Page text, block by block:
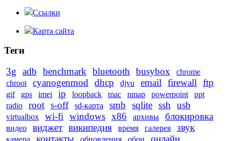
Ссылки
Карта сайта
Теги
3g
adb benchmark bluetooth busybox
chrome
chroot
cyanogenmod dhcp djvu email firewall ftp
gif gps imei ip loopback mac nmap powerpoint
ppt
radio
root s-off sd-карта smb sqlite ssh usb
virtualbox wi-fi windows x86 архивы блокировка
видео виджет википедия время галерея звук
камера контакты обновления обои
онлайн